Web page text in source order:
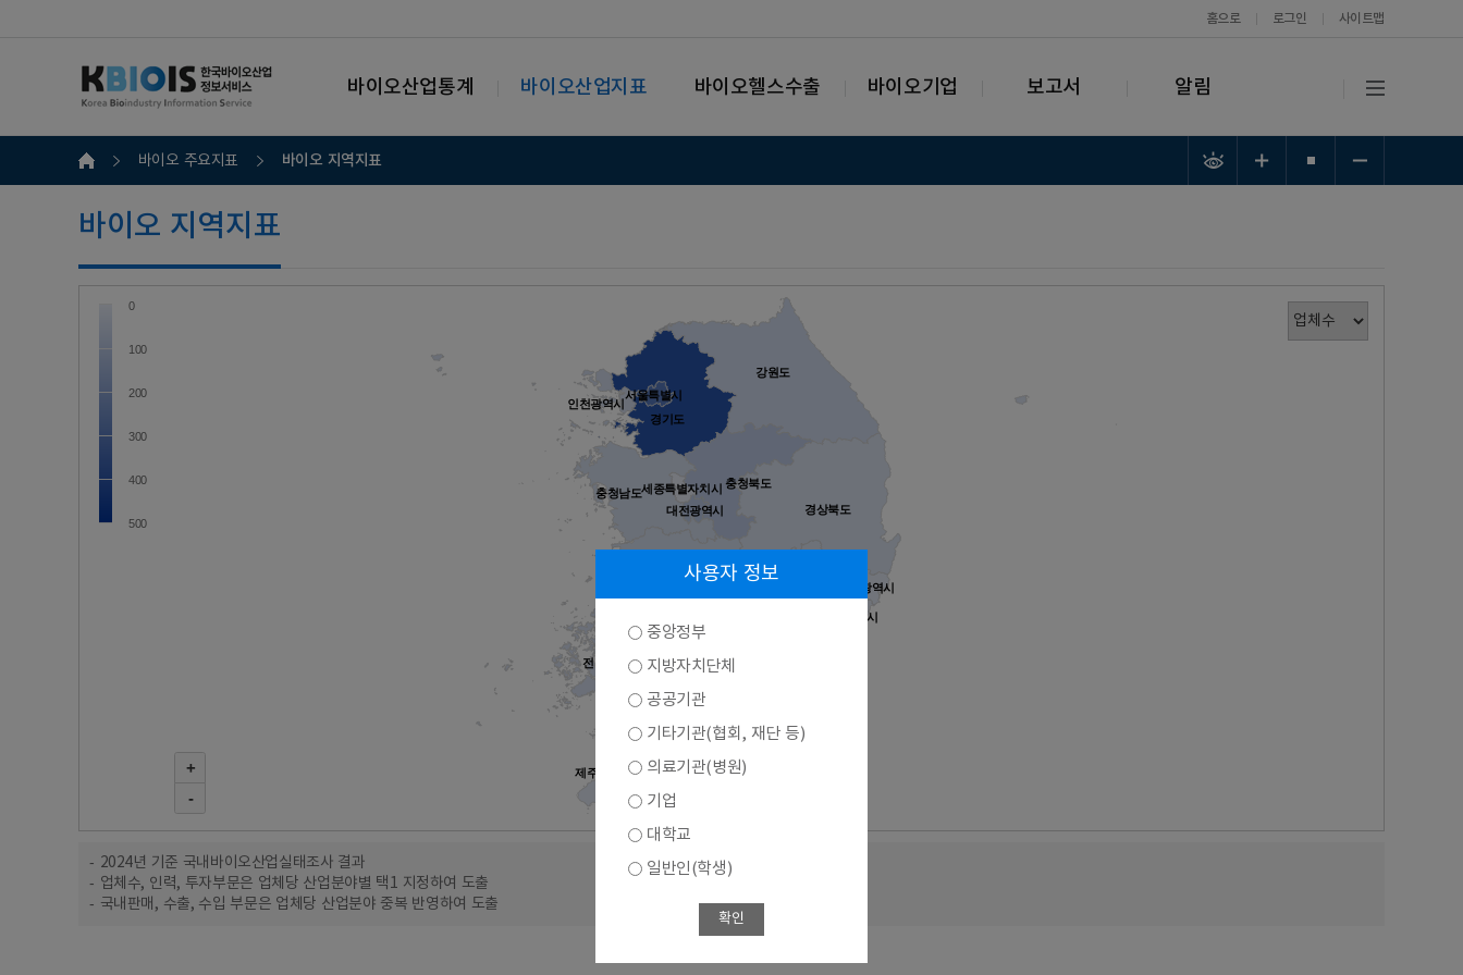
홈으로 로그인 사이트맵
바이오산업통계 바이오산업지표 바이오헬스수출 바이오기업 보고서 알림
바이오 주요지표 바이오 지역지표
바이오 지역지표
+
-
서울특별시
부산광역시
인천광역시
광주광역시
대전광역시
울산광역시
세종특별자치시
경기도
강원도
충청북도
충청남도
전라남도
경상북도
제주특별자치도
0
100
200
300
400
500
2024년 기준 국내바이오산업실태조사 결과
업체수, 인력, 투자부문은 업체당 산업분야별 택1 지정하여 도출
국내판매, 수출, 수입 부문은 업체당 산업분야 중복 반영하여 도출
사용자 정보
중앙정부
지방자치단체
공공기관
기타기관(협회, 재단 등)
의료기관(병원)
기업
대학교
일반인(학생)
확인